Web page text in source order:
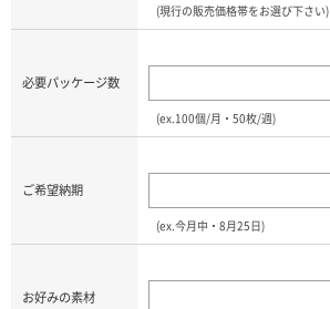
(現行の販売価格帯をお選び下さい)
必要パッケージ数
(ex.100個/月・50枚/週)
ご希望納期
(ex.今月中・8月25日)
お好みの素材